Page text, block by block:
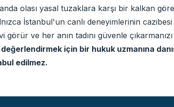
olası yasal tuzaklara karşı bir kalkan
İstanbul'un canlı deneyimlerinin
ve her anın tadını güvenle
için bir hukuk uzmanına
edilmez.